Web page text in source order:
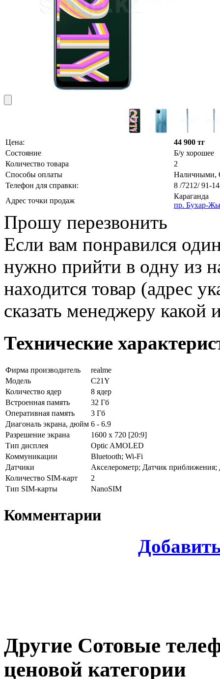
Цена:
44 900 тг
Состояние
Б/у хорошее
Количество товара
2
Способы оплаты
Наличными,
Телефон для справки:
8 /7212/ 91-
Адрес точки продаж
Караганда
пр. Бухар-
Прошу перезвонить
Если вам понравился
нужно прийти в одну из
находится товар (адрес
сказать менеджеру
Технические
Фирма производитель
realme
Модель
C21Y
Количество ядер
8 ядер
Встроенная память
32 Гб
Оперативная память
3 Гб
Диагональ экрана, дюйм 6 - 6.9
Разрешение экрана
1600 x 720 [20:9]
Тип дисплея
Optic AMOLED
Коммуникации
Bluetooth; Wi-Fi
Датчики
Акселерометр; Датчик приближения;
Количество SIM-карт
2
Тип SIM-карты
NanoSIM
Комментарии
Другие Сотовые
ценовой категории